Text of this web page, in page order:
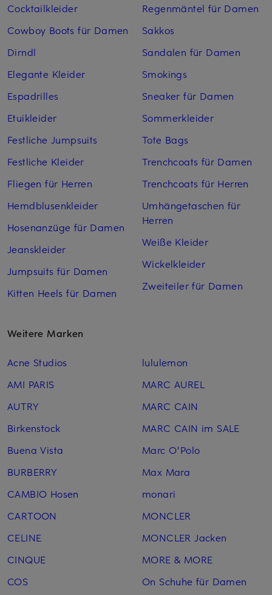
Cocktailkleider
Cowboy Boots für Damen
Dirndl
Elegante Kleider
Espadrilles
Etuikleider
Festliche Jumpsuits
Festliche Kleider
Fliegen für Herren
Hemdblusenkleider
Hosenanzüge für Damen
Jeanskleider
Jumpsuits für Damen
Kitten Heels für Damen
Regenmäntel für Damen
Sakkos
Sandalen für Damen
Smokings
Sneaker für Damen
Sommerkleider
Tote Bags
Trenchcoats für Damen
Trenchcoats für Herren
Umhängetaschen für
Herren
Weiße Kleider
Wickelkleider
Zweiteiler für Damen
Weitere Marken
Acne Studios
AMI PARIS
AUTRY
Birkenstock
Buena Vista
BURBERRY
CAMBIO Hosen
CARTOON
CELINE
CINQUE
COS
lululemon
MARC AUREL
MARC CAIN
MARC CAIN im SALE
Marc O'Polo
Max Mara
monari
MONCLER
MONCLER Jacken
MORE & MORE
On Schuhe für Damen